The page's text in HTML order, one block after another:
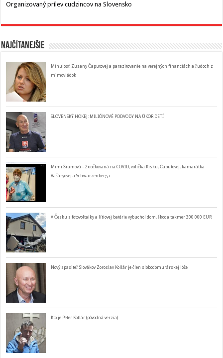
Organizovaný prílev cudzincov na Slovensko
Najčítanejšie
Minulosť Zuzany Čaputovej a parazitovanie na verejných financiách a ľudoch z
mimovládok
SLOVENSKÝ HOKEJ: MILIÓNOVÉ PODVODY NA ÚKOR DETÍ
Mimi Šramová – 2x očkovaná na COVID, volička Kisku, Čaputovej, kamarátka
Vašáryovej a Schwarzenberga
V Česku z fotovoltaiky a lítiovej batérie vybuchol dom, škoda takmer 300 000 EUR
Nový spasiteľ Slovákov Zoroslav Kollár je člen slobodomurárskej lóže
Kto je Peter Kotlár (pôvodná verzia)